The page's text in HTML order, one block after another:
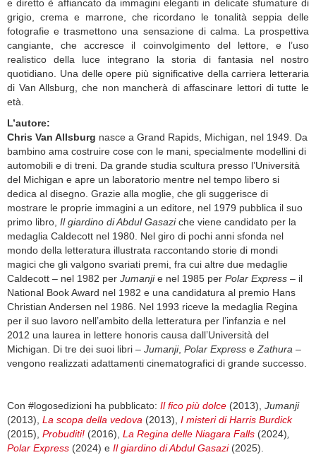
e diretto è affiancato da immagini eleganti in delicate sfumature di
grigio, crema e marrone, che ricordano le tonalità seppia delle
fotografie e trasmettono una sensazione di calma. La prospettiva
cangiante, che accresce il coinvolgimento del lettore, e l’uso
realistico della luce integrano la storia di fantasia nel nostro
quotidiano. Una delle opere più significative della carriera letteraria
di Van Allsburg, che non mancherà di affascinare lettori di tutte le
età.
L’autore:
Chris Van Allsburg nasce a Grand Rapids, Michigan, nel 1949. Da
bambino ama costruire cose con le mani, specialmente modellini di
automobili e di treni. Da grande studia scultura presso l’Università
del Michigan e apre un laboratorio mentre nel tempo libero si
dedica al disegno. Grazie alla moglie, che gli suggerisce di
mostrare le proprie immagini a un editore, nel 1979 pubblica il suo
primo libro, Il giardino di Abdul Gasaziche viene candidato per la
medaglia Caldecott nel 1980. Nel giro di pochi anni sfonda nel
mondo della letteratura illustrata raccontando storie di mondi
magici che gli valgono svariati premi, fra cui altre due medaglie
Caldecott – nel 1982 per Jumanjie nel 1985 per Polar Express – il
National Book Award nel 1982 e una candidatura al premio Hans
Christian Andersen nel 1986. Nel 1993 riceve la medaglia Regina
per il suo lavoro nell’ambito della letteratura per l’infanzia e nel
2012 una laurea in lettere honoris causa dall’Università del
Michigan. Di tre dei suoi libri – Jumanji, Polar Express eZathura –
vengono realizzati adattamenti cinematografici di grande successo.
Con #logosedizioni ha pubblicato: Il fico più dolce (2013), Jumanji
(2013), La scopa della vedova (2013), I misteri di Harris Burdick
(2015), Probuditi! (2016), La Regina delle Niagara Falls (2024),
Polar Express (2024) e Il giardino di Abdul Gasazi(2025).